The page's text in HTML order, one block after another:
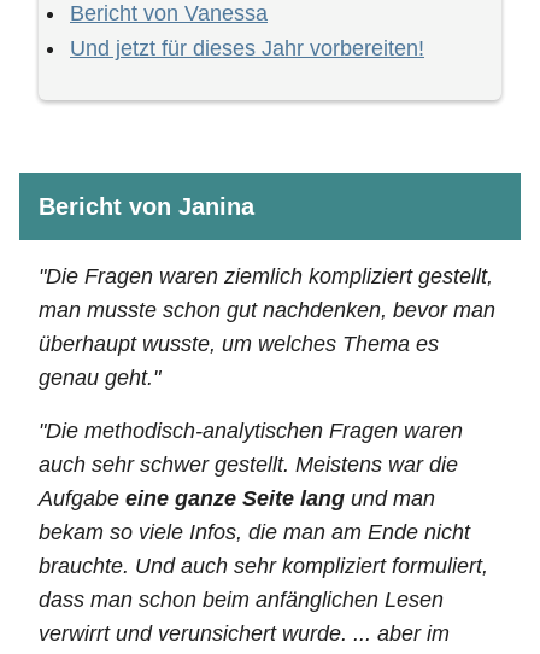
Bericht von Vanessa
Und jetzt für dieses Jahr vorbereiten!
Bericht von Janina
"Die Fragen waren ziemlich kompliziert gestellt,
man musste schon gut nachdenken, bevor man
überhaupt wusste, um welches Thema es
genau geht."
"Die methodisch-analytischen Fragen waren
auch sehr schwer gestellt. Meistens war die
Aufgabe eine ganze Seite lang und man
bekam so viele Infos, die man am Ende nicht
brauchte. Und auch sehr kompliziert formuliert,
dass man schon beim anfänglichen Lesen
verwirrt und verunsichert wurde. ... aber im